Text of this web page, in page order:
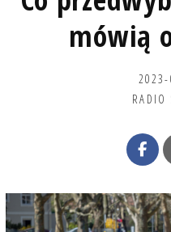
mówią
RADIO